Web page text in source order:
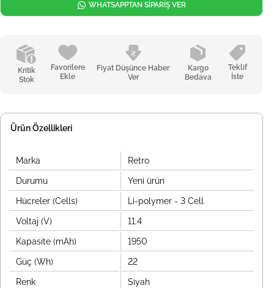
Kritik
Stok
Favorilere
Ekle
Fiyat Düşünce Haber
Ver
Kargo
Bedava
Teklif
İste
WHATSAPPTAN SİPARİŞ VER
Ürün Özellikleri
Marka Retro
Durumu Yeni ürün
Hücreler (Cells) Li-polymer - 3 Cell
Voltaj (V) 11.4
Kapasite (mAh) 1950
Güç (Wh) 22
Renk Siyah